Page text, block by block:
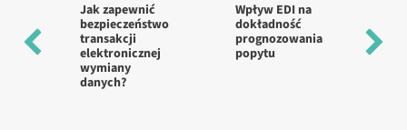
Jak zapewnić
bezpieczeństwo
transakcji
elektronicznej
wymiany
danych?
Wpływ EDI na
dokładność
prognozowania
popytu